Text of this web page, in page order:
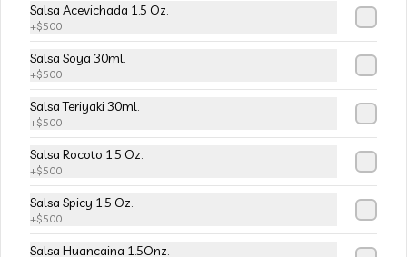
113-Tempura Cream
Queso crema, champiñon furay y
cebollín frito en tempura.
$5.490$6.490
Salsa Acevichada 1.5 Oz.
+$500
Salsa Soya 30ml.
+$500
Salsa Teriyaki 30ml.
+$500
Salsa Rocoto 1.5 Oz.
+$500
Salsa Spicy 1.5 Oz.
+$500
Salsa Huancaina 1.5Onz.